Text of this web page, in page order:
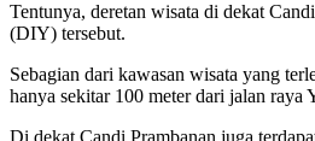
Tentunya, deretan wisata di dekat
(DIY) tersebut.
Sebagian dari kawasan wisata yang
hanya sekitar 100 meter dari jalan